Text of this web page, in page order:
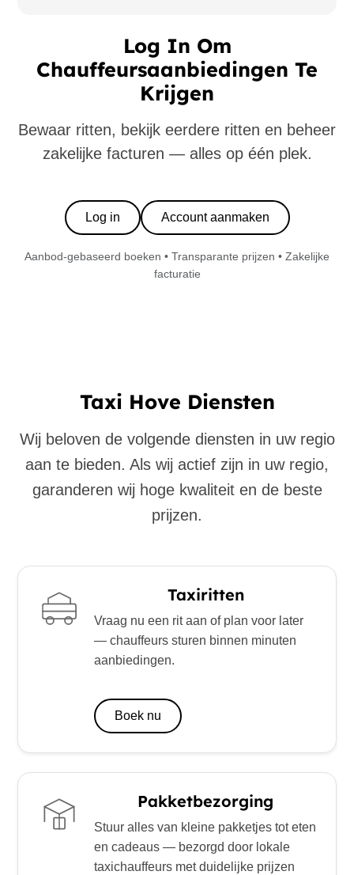
Log In Om
Chauffeursaanbiedingen Te
Krijgen
Bewaar ritten, bekijk eerdere ritten en beheer
zakelijke facturen — alles op één plek.
Log in Account aanmaken
Aanbod-gebaseerd boeken • Transparante prijzen • Zakelijke
facturatie
Taxi Hove Diensten
Wij beloven de volgende diensten in uw regio
aan te bieden. Als wij actief zijn in uw regio,
garanderen wij hoge kwaliteit en de beste
prijzen.
Taxiritten
Vraag nu een rit aan of plan voor later
— chauffeurs sturen binnen minuten
aanbiedingen.
Boek nu
Pakketbezorging
Stuur alles van kleine pakketjes tot eten
en cadeaus — bezorgd door lokale
taxichauffeurs met duidelijke prijzen